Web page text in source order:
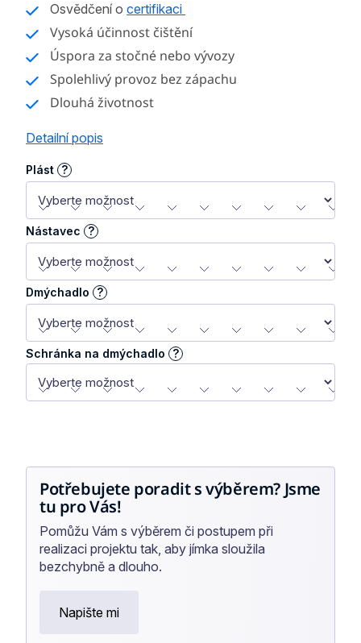
Osvědčení o certifikaci
Vysoká účinnost čištění
Úspora za stočné nebo vývozy
Spolehlivý provoz bez zápachu
Dlouhá životnost
Detailní popis
Plást ?
Nástavec ?
Dmýchadlo ?
Schránka na dmýchadlo ?
Potřebujete poradit s výběrem? Jsme
tu pro Vás!
Pomůžu Vám s výběrem či postupem při
realizaci projektu tak, aby jímka sloužila
bezchybně a dlouho.
Napište mi